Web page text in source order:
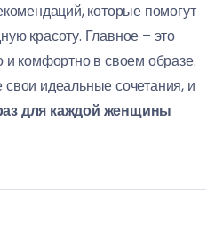
которые помогут
красоту. Главное – это
и комфортно в своем образе.
идеальные сочетания, и
для каждой женщины